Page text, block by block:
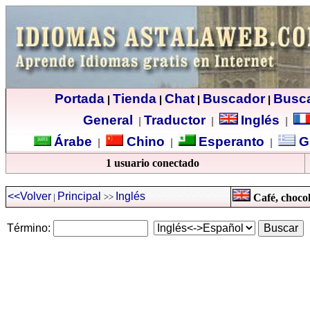
Portada| Tienda| Chat| Buscador|
General
Traductor| Inglés
Árabe Chino Esperanto
1 usuario conectado
<<Volver | Principal >> Inglés Café,
Término: